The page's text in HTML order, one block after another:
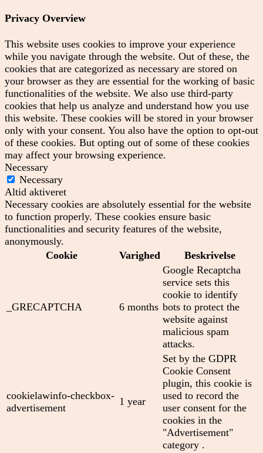
Privacy Overview
This website uses cookies to improve your experience
while you navigate through the website. Out of these, the
cookies that are categorized as necessary are stored on
your browser as they are essential for the working of basic
functionalities of the website. We also use third-party
cookies that help us analyze and understand how you use
this website. These cookies will be stored in your browser
only with your consent. You also have the option to opt-out
of these cookies. But opting out of some of these cookies
may affect your browsing experience.
Necessary
Necessary
Altid aktiveret
Necessary cookies are absolutely essential for the website
to function properly. These cookies ensure basic
functionalities and security features of the website,
anonymously.
Cookie
Varighed Beskrivelse
_GRECAPTCHA 6 months
Google Recaptcha
service sets this
cookie to identify
bots to protect the
website against
malicious spam
attacks.
cookielawinfo-checkbox-
advertisement
1 year
Set by the GDPR
Cookie Consent
plugin, this cookie is
used to record the
user consent for the
cookies in the
"Advertisement"
category .